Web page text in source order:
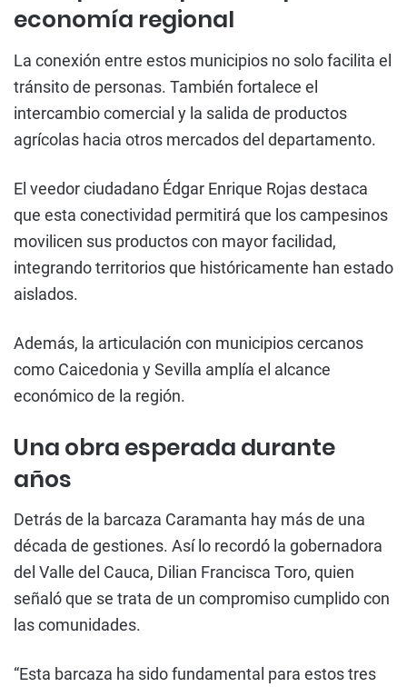
economía regional
La conexión entre estos municipios no solo facilita el
tránsito de personas. También fortalece el
intercambio comercial y la salida de productos
agrícolas hacia otros mercados del departamento.
El veedor ciudadano Édgar Enrique Rojas destaca
que esta conectividad permitirá que los campesinos
movilicen sus productos con mayor facilidad,
integrando territorios que históricamente han estado
aislados.
Además, la articulación con municipios cercanos
como Caicedonia y Sevilla amplía el alcance
económico de la región.
Una obra esperada durante
años
Detrás de la barcaza Caramanta hay más de una
década de gestiones. Así lo recordó la gobernadora
del Valle del Cauca, Dilian Francisca Toro, quien
señaló que se trata de un compromiso cumplido con
las comunidades.
“Esta barcaza ha sido fundamental para estos tres